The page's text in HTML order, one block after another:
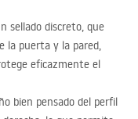
sellado discreto, que
la puerta y la pared,
eficazmente el
bien pensado del perfil